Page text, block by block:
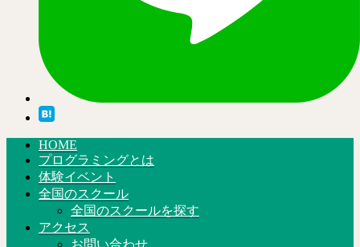
HOME
プログラミングとは
体験イベント
全国のスクール
全国のスクールを探す
アクセス
お問い合わせ